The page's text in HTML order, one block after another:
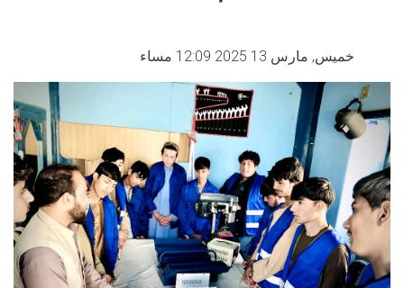
خميس, مارس 13 2025 12:09 مساء